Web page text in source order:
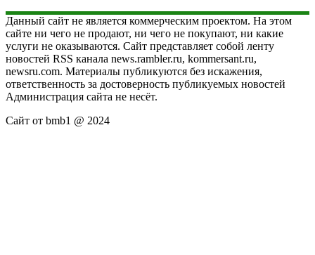
Данный сайт не является коммерческим проектом. На этом
сайте ни чего не продают, ни чего не покупают, ни какие
услуги не оказываются. Сайт представляет собой ленту
новостей RSS канала news.rambler.ru, kommersant.ru,
newsru.com. Материалы публикуются без искажения,
ответственность за достоверность публикуемых новостей
Администрация сайта не несёт.
Сайт от bmb1 @ 2024